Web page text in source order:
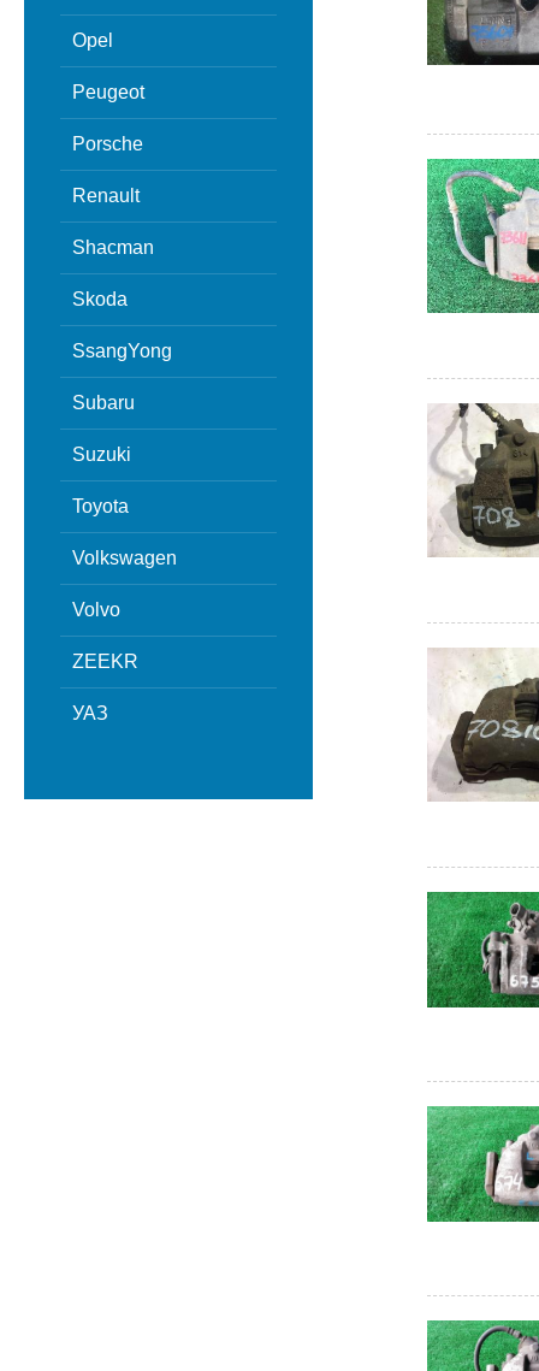
Opel
Peugeot
Porsche
Renault
Shacman
Skoda
SsangYong
Subaru
Suzuki
Toyota
Volkswagen
Volvo
ZEEKR
УАЗ